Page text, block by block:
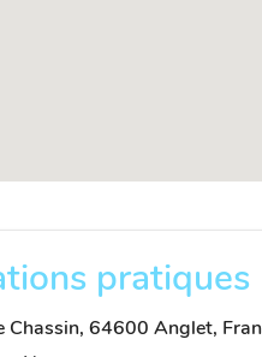
pratiques
Chassin, 64600 Anglet,